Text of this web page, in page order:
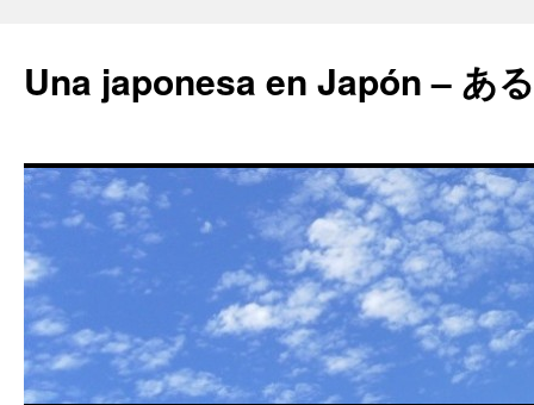
Una japonesa en Japón – あ